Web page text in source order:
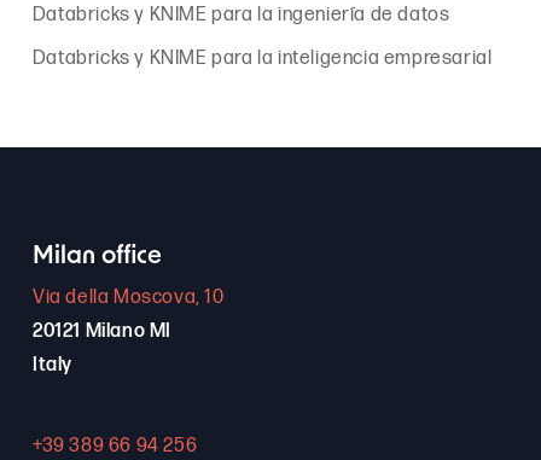
Databricks y KNIME para la ingeniería de datos
Databricks y KNIME para la inteligencia empresarial
Milan office
Via della Moscova, 10
20121 Milano MI
Italy
+39 389 66 94 256